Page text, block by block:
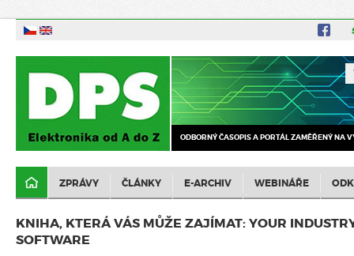
ODBORNÝ ČASOPIS A PORTÁL ZAMĚŘENÝ NA
ZPRÁVY ČLÁNKY E-ARCHIV WEBINÁŘE
KNIHA, KTERÁ VÁS MŮŽE ZAJÍMAT: YOUR
SOFTWARE